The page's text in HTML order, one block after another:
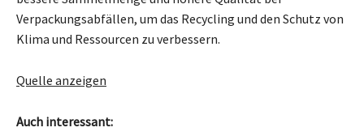
Verpackungsabfällen, um das Recycling und den Schutz von
Klima und Ressourcen zu verbessern.
Quelle anzeigen
Auch interessant: